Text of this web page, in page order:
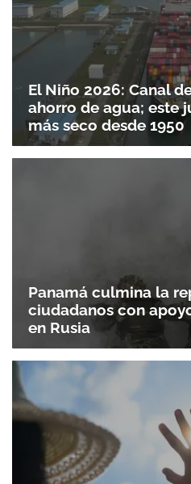
El Niño 2026: Canal
ahorro de agua; este
más seco desde 1950
Panamá culmina la
ciudadanos con
en Rusia